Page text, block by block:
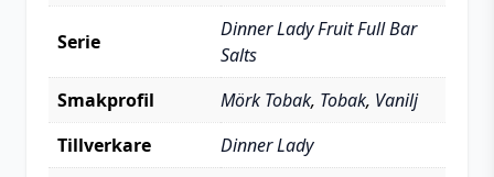
Serie
Dinner Lady Fruit Full Bar
Salts
Smakprofil
Mörk Tobak, Tobak, Vanilj
Tillverkare
Dinner Lady